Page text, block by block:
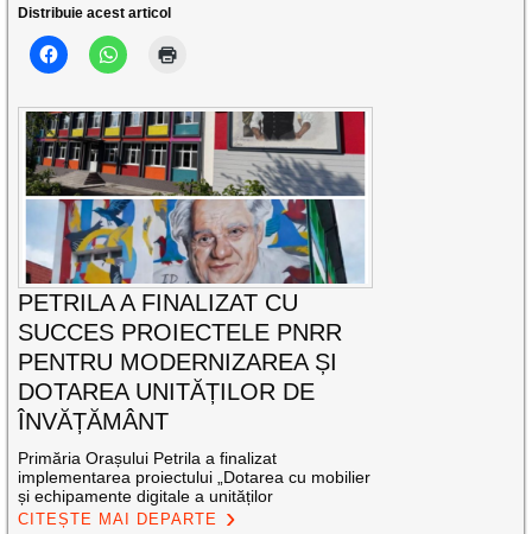
Distribuie acest articol
PETRILA A FINALIZAT CU
SUCCES PROIECTELE PNRR
PENTRU MODERNIZAREA ȘI
DOTAREA UNITĂȚILOR DE
ÎNVĂȚĂMÂNT
Primăria Orașului Petrila a finalizat
implementarea proiectului „Dotarea cu mobilier
și echipamente digitale a unităților
CITEȘTE MAI DEPARTE